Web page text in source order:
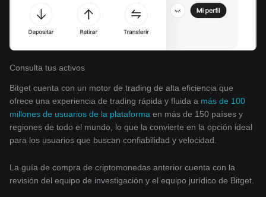
Consulta tus activos
Bitget cuenta con un motor de trading de alta eficiencia que
ofrece una experiencia de trading rápida y fluida a más de 100
millones de usuarios de la plataforma en más de 150 países y
regiones de todo el mundo, lo que la convierte en la opción ideal
para los usuarios que buscan confiabilidad y velocidad.
La guía de compra de criptomonedas anterior cuenta con la
revisión del equipo de investigación y el equipo jurídico de Bitget.